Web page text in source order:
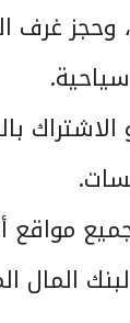
وحجز غرف
الاشتراك
مواقع
المال